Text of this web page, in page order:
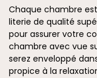
Chaque chambre
literie de qualité
pour assurer votre
chambre avec vue
serez enveloppé
propice à la